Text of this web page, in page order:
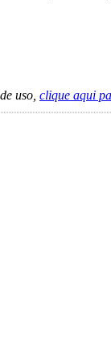
uso, clique aqui